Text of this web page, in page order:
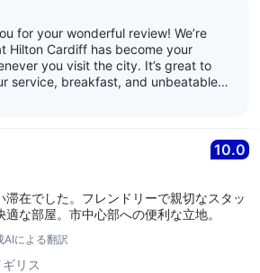
for your wonderful review! We’re
Hilton Cardiff has become your
you visit the city. It’s great to
service, breakfast, and unbeatable
your continued loyalty and look
10.0
滞在でした。フレンドリーで親切なスタッ
な部屋。市中心部への便利な立地。
AIによる翻訳
ギリス